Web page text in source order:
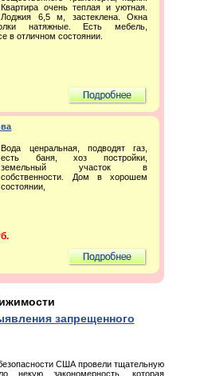
Квартира очень теплая и уютная.
Лоджия 6,5 м, застеклена. Окна
натяжные. Есть мебель,
в отличном состоянии.
Вода ценральная, подводят газ,
есть баня, хоз постройки,
земельный участок в
собственности. Дом в хорошем
состоянии,
запрещенного
США провели тщательную
некую закономерность, которая